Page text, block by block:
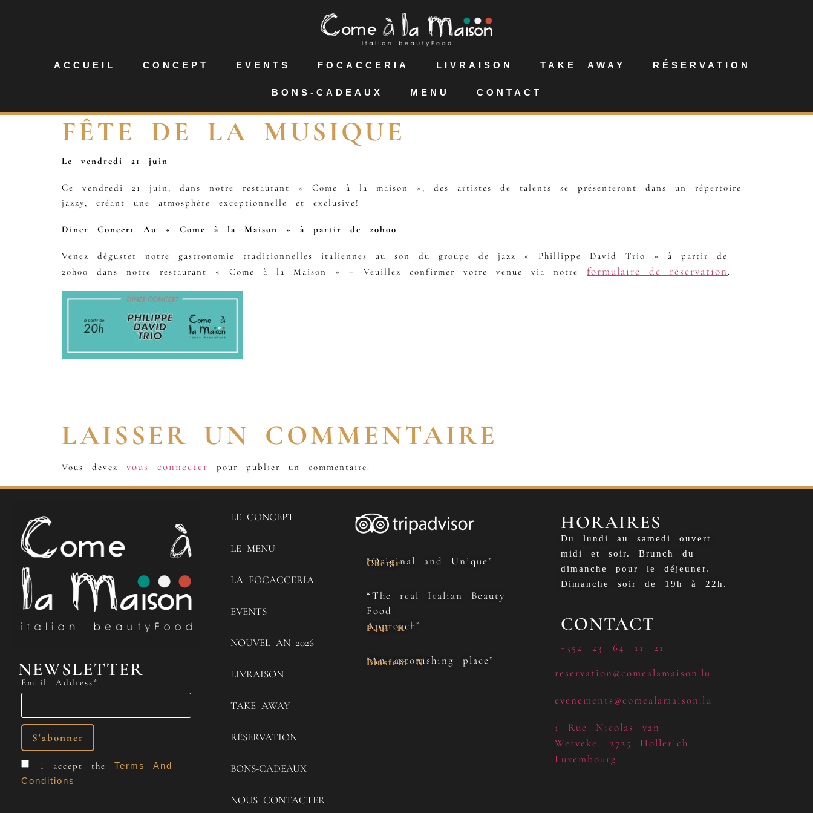
ACCUEIL CONCEPT EVENTS FOCACCERIA LIVRAISON TAKE AWAY RÉSERVATION
BONS-CADEAUX MENU CONTACT
FÊTE DE LA MUSIQUE
Le vendredi 21 juin
Ce vendredi 21 juin, dans notre restaurant « Come à la maison », des artistes de talents se présenteront dans un répertoire
jazzy, créant une atmosphère exceptionnelle et exclusive!
Diner Concert Au « Come à la Maison » à partir de 20h00
Venez déguster notre gastronomie traditionnelles italiennes au son du groupe de jazz « Phillippe David Trio » à partir de
20h00 dans notre restaurant « Come à la Maison » – Veuillez confirmer votre venue via notre formulaire de réservation .
LAISSER UN COMMENTAIRE
Vous devez vous connecter pour publier un commentaire.
NEWSLETTER
Email Address*
I accept the Terms And
Conditions
LE CONCEPT
LE MENU
LA FOCACCERIA
EVENTS
NOUVEL AN 2026
LIVRAISON
TAKE AWAY
RÉSERVATION
BONS-CADEAUX
NOUS CONTACTER
“Original and Unique”
Cherfr
“The real Italian Beauty
Food
Approach”
Paul K
“An astonishing place”
Binsfeld N
HORAIRES
Du lundi au samedi ouvert
midi et soir. Brunch du
dimanche pour le déjeuner.
Dimanche soir de 19h à 22h.
CONTACT
+352 23 64 11 21
reservation@comealamaison.lu
evenements@comealamaison.lu
1 Rue Nicolas van
Werveke, 2725 Hollerich
Luxembourg